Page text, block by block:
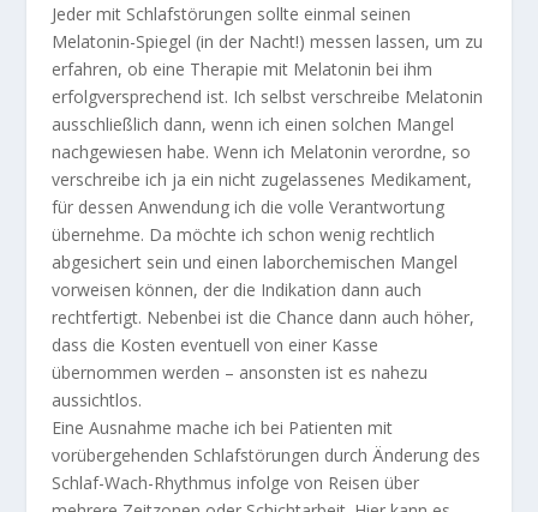
Jeder mit Schlafstörungen sollte einmal seinen
Melatonin-Spiegel (in der Nacht!) messen lassen, um zu
erfahren, ob eine Therapie mit Melatonin bei ihm
erfolgversprechend ist. Ich selbst verschreibe Melatonin
ausschließlich dann, wenn ich einen solchen Mangel
nachgewiesen habe. Wenn ich Melatonin verordne, so
verschreibe ich ja ein nicht zugelassenes Medikament,
für dessen Anwendung ich die volle Verantwortung
übernehme. Da möchte ich schon wenig rechtlich
abgesichert sein und einen laborchemischen Mangel
vorweisen können, der die Indikation dann auch
rechtfertigt. Nebenbei ist die Chance dann auch höher,
dass die Kosten eventuell von einer Kasse
übernommen werden – ansonsten ist es nahezu
aussichtlos.
Eine Ausnahme mache ich bei Patienten mit
vorübergehenden Schlafstörungen durch Änderung des
Schlaf-Wach-Rhythmus infolge von Reisen über